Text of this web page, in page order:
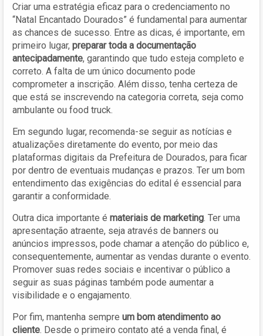
Criar uma estratégia eficaz para o credenciamento no
“Natal Encantado Dourados” é fundamental para aumentar
as chances de sucesso. Entre as dicas, é importante, em
primeiro lugar, preparar toda a documentação
antecipadamente, garantindo que tudo esteja completo e
correto. A falta de um único documento pode
comprometer a inscrição. Além disso, tenha certeza de
que está se inscrevendo na categoria correta, seja como
ambulante ou food truck.
Em segundo lugar, recomenda-se seguir as notícias e
atualizações diretamente do evento, por meio das
plataformas digitais da Prefeitura de Dourados, para ficar
por dentro de eventuais mudanças e prazos. Ter um bom
entendimento das exigências do edital é essencial para
garantir a conformidade.
Outra dica importante é materiais de marketing. Ter uma
apresentação atraente, seja através de banners ou
anúncios impressos, pode chamar a atenção do público e,
consequentemente, aumentar as vendas durante o evento.
Promover suas redes sociais e incentivar o público a
seguir as suas páginas também pode aumentar a
visibilidade e o engajamento.
Por fim, mantenha sempre um bom atendimento ao
cliente. Desde o primeiro contato até a venda final, é